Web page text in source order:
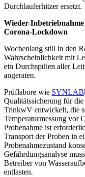
Durchlauferhitzer ersetzt.
Wieder-
Corona-Lockdown
Wochenlang still in den
Wahrscheinlichkeit mit
ein Durchspülen aller
angeraten.
Prüflabore wie SYNLAB
Qualitätssicherung für
TrinkwV entwickelt, die
Temperaturmessung vor
Probenahme ist
Transport der Proben in
Probenahmezustand
Gefährdungsanalyse
Betreiber von
entlasten.